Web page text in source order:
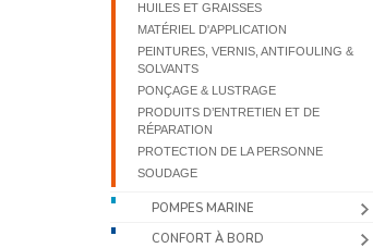
HUILES ET GRAISSES
MATÉRIEL D'APPLICATION
PEINTURES, VERNIS, ANTIFOULING &
SOLVANTS
PONÇAGE & LUSTRAGE
PRODUITS D’ENTRETIEN ET DE
RÉPARATION
PROTECTION DE LA PERSONNE
SOUDAGE
POMPES MARINE
CONFORT À BORD